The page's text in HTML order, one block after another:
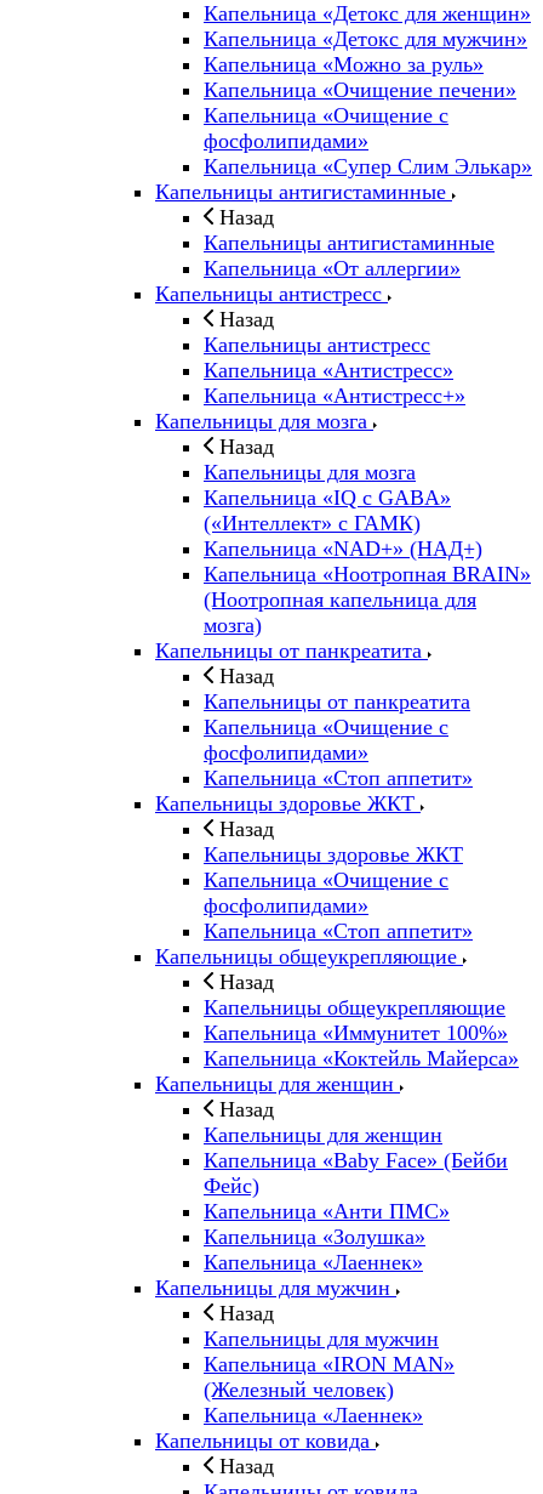
Капельница «Детокс для женщин»
Капельница «Детокс для мужчин»
Капельница «Можно за руль»
Капельница «Очищение печени»
Капельница «Очищение с
фосфолипидами»
Капельница «Супер Слим Элькар»
Капельницы антигистаминные
Назад
Капельницы антигистаминные
Капельница «От аллергии»
Капельницы антистресс
Назад
Капельницы антистресс
Капельница «Антистресс»
Капельница «Антистресс+»
Капельницы для мозга
Назад
Капельницы для мозга
Капельница «IQ с GABA»
(«Интеллект» с ГАМК)
Капельница «NAD+» (НАД+)
Капельница «Ноотропная BRAIN»
(Ноотропная капельница для
мозга)
Капельницы от панкреатита
Назад
Капельницы от панкреатита
Капельница «Очищение с
фосфолипидами»
Капельница «Стоп аппетит»
Капельницы здоровье ЖКТ
Назад
Капельницы здоровье ЖКТ
Капельница «Очищение с
фосфолипидами»
Капельница «Стоп аппетит»
Капельницы общеукрепляющие
Назад
Капельницы общеукрепляющие
Капельница «Иммунитет 100%»
Капельница «Коктейль Майерса»
Капельницы для женщин
Назад
Капельницы для женщин
Капельница «Baby Face» (Бейби
Фейс)
Капельница «Анти ПМС»
Капельница «Золушка»
Капельница «Лаеннек»
Капельницы для мужчин
Назад
Капельницы для мужчин
Капельница «IRON MAN»
(Железный человек)
Капельница «Лаеннек»
Капельницы от ковида
Назад